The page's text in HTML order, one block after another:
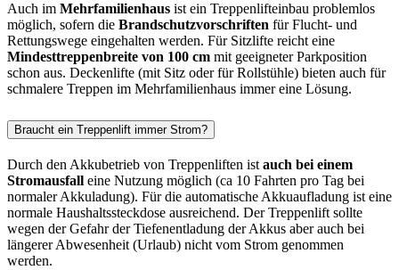
Auch im Mehrfamilienhaus ist ein Treppenlifteinbau problemlos
möglich, sofern die Brandschutzvorschriften für Flucht- und
Rettungswege eingehalten werden. Für Sitzlifte reicht eine
Mindesttreppenbreite von 100 cm mit geeigneter Parkposition
schon aus. Deckenlifte (mit Sitz oder für Rollstühle) bieten auch für
schmalere Treppen im Mehrfamilienhaus immer eine Lösung.
Braucht ein Treppenlift immer Strom?
Durch den Akkubetrieb von Treppenliften ist auch bei einem
Stromausfall eine Nutzung möglich (ca 10 Fahrten pro Tag bei
normaler Akkuladung). Für die automatische Akkuaufladung ist eine
normale Haushaltssteckdose ausreichend. Der Treppenlift sollte
wegen der Gefahr der Tiefenentladung der Akkus aber auch bei
längerer Abwesenheit (Urlaub) nicht vom Strom genommen
werden.